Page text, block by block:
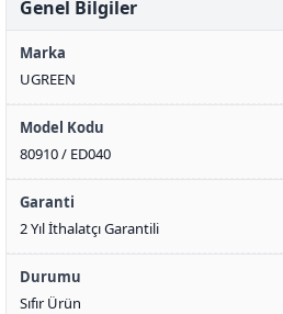
Genel Bilgiler
Marka
UGREEN
Model Kodu
80910 / ED040
Garanti
2 Yıl İthalatçı Garantili
Durumu
Sıfır Ürün